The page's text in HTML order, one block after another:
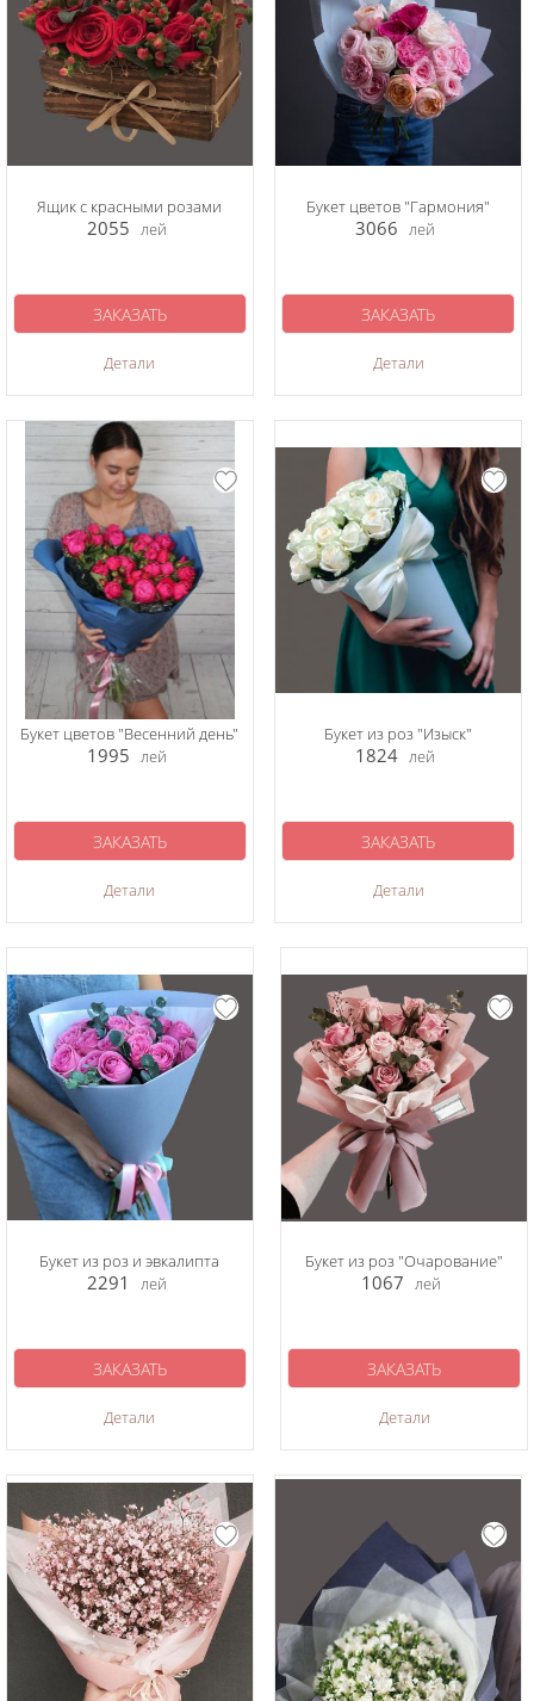
Ящик с красными розами
2055 лей
Детали
ЗАКАЗАТЬ
Букет цветов "Гармония"
3066 лей
Детали
ЗАКАЗАТЬ
Букет цветов "Весенний день"
1995 лей
Детали
ЗАКАЗАТЬ
Букет из роз "Изыск"
1824 лей
Детали
ЗАКАЗАТЬ
Букет из роз и эвкалипта
2291 лей
Детали
ЗАКАЗАТЬ
Букет из роз "Очарование"
1067 лей
Детали
ЗАКАЗАТЬ